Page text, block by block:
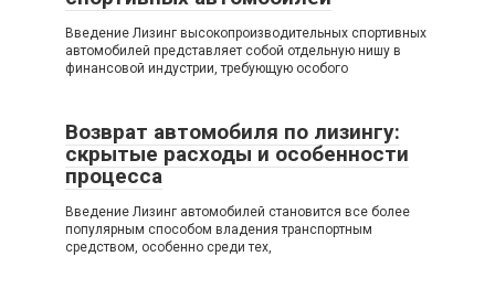
Введение Лизинг высокопроизводительных спортивных
автомобилей представляет собой отдельную нишу в
финансовой индустрии, требующую особого
Возврат автомобиля по лизингу:
скрытые расходы и особенности
процесса
Введение Лизинг автомобилей становится все более
популярным способом владения транспортным
средством, особенно среди тех,